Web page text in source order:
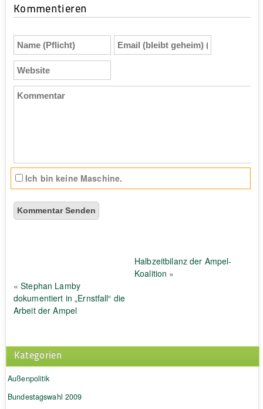
Kommentieren
Name
(Pflicht)
Email
(bleibt
Website
Kommentar
Ich bin keine Maschine.
Halbzeitbilanz der Ampel-
Koalition »
«Stephan Lamby
dokumentiert in „Ernstfall“ die
Arbeit der Ampel
Kategorien
Außenpolitik
Bundestagswahl 2009